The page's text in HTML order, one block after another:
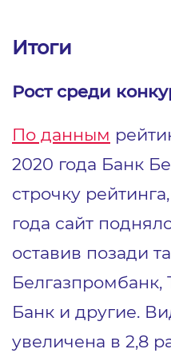
Итоги
Рост среди
По данным
2020 года Банк
строчку
года сайт
оставив позади
Белгазпромбанк,
Банк и другие.
увеличена в 2,8